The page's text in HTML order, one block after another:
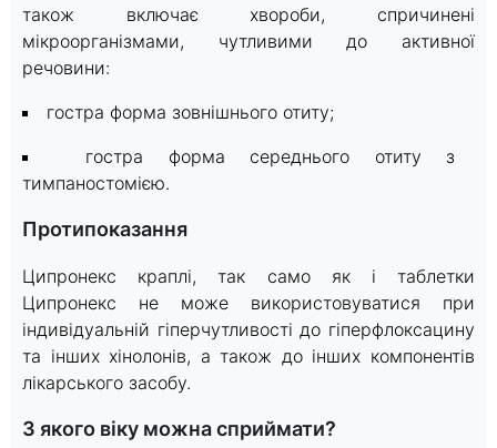
також включає хвороби, спричинені
мікроорганізмами, чутливими до активної
речовини:
гостра форма зовнішнього отиту;
гостра форма середнього отиту з
тимпаностомією.
Протипоказання
Ципронекс краплі, так само як і таблетки
Ципронекс не може використовуватися при
індивідуальній гіперчутливості до гіперфлоксацину
та інших хінолонів, а також до інших компонентів
лікарського засобу.
З якого віку можна сприймати?